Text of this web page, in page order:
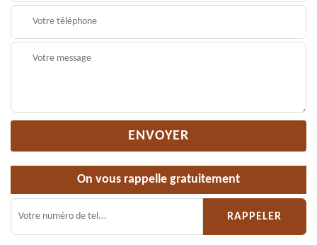
On vous rappelle gratuitement